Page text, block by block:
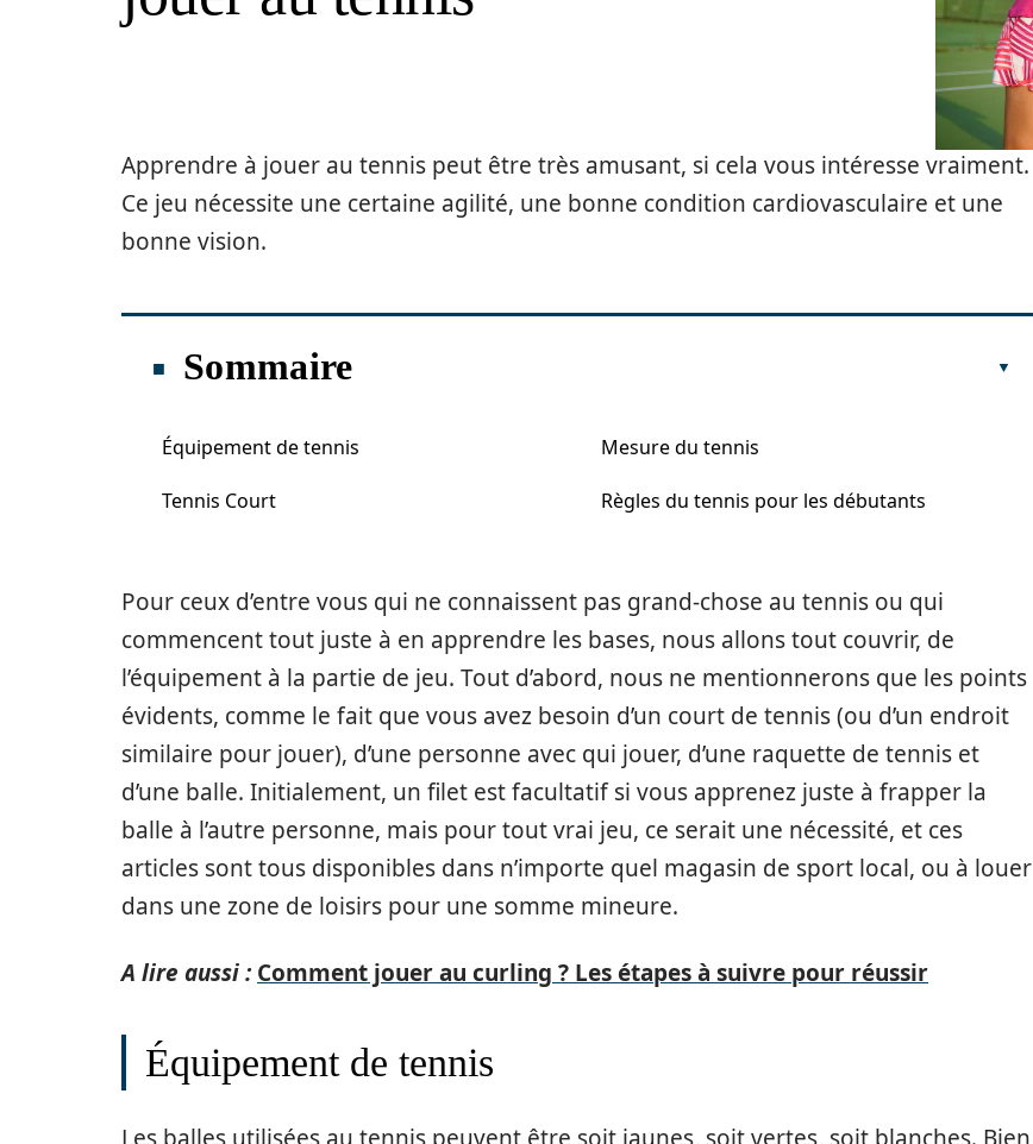
Apprendre à jouer au tennis peut être très amusant, si cela vous intéresse vraiment.
Ce jeu nécessite une certaine agilité, une bonne condition cardiovasculaire et une
bonne vision.
Sommaire
Équipement de tennis
Tennis Court
Mesure du tennis
Règles du tennis pour les débutants
Pour ceux d’entre vous qui ne connaissent pas grand-chose au tennis ou qui
commencent tout juste à en apprendre les bases, nous allons tout couvrir, de
l’équipement à la partie de jeu. Tout d’abord, nous ne mentionnerons que les points
évidents, comme le fait que vous avez besoin d’un court de tennis (ou d’un endroit
similaire pour jouer), d’une personne avec qui jouer, d’une raquette de tennis et
d’une balle. Initialement, un filet est facultatif si vous apprenez juste à frapper la
balle à l’autre personne, mais pour tout vrai jeu, ce serait une nécessité, et ces
articles sont tous disponibles dans n’importe quel magasin de sport local, ou à louer
dans une zone de loisirs pour une somme mineure.
A lire aussi : Comment jouer au curling ? Les étapes à suivre pour réussir
Équipement de tennis
Les balles utilisées au tennis peuvent être soit jaunes, soit vertes, soit blanches. Bien